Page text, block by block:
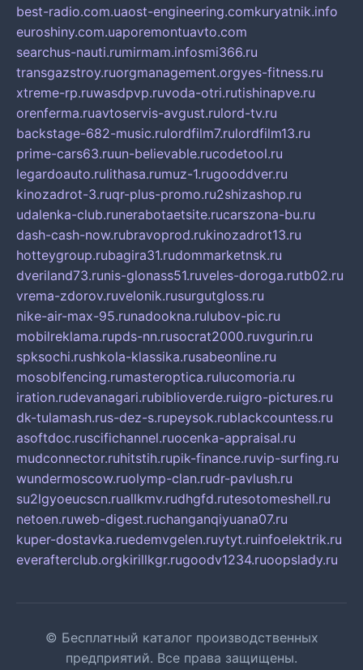
best-radio.com.uaost-engineering.comkuryatnik.info
euroshiny.com.uaporemontuavto.com
searchus-nauti.rumirmam.infosmi366.ru
transgazstroy.ruorgmanagement.orgyes-fitness.ru
xtreme-rp.ruwasdpvp.ruvoda-otri.rutishinapve.ru
orenferma.ruavtoservis-avgust.rulord-tv.ru
backstage-682-music.rulordfilm7.rulordfilm13.ru
prime-cars63.ruun-believable.rucodetool.ru
legardoauto.rulithasa.rumuz-1.rugooddver.ru
kinozadrot-3.ruqr-plus-promo.ru2shizashop.ru
udalenka-club.runerabotaetsite.rucarszona-bu.ru
dash-cash-now.rubravoprod.rukinozadrot13.ru
hotteygroup.rubagira31.rudommarketnsk.ru
dveriland73.runis-glonass51.ruveles-doroga.rutb02.ru
vrema-zdorov.ruvelonik.rusurgutgloss.ru
nike-air-max-95.runadookna.rulubov-pic.ru
mobilreklama.rupds-nn.rusocrat2000.ruvgurin.ru
spksochi.rushkola-klassika.rusabeonline.ru
mosoblfencing.rumasteroptica.rulucomoria.ru
iration.rudevanagari.rubiblioverde.ruigro-pictures.ru
dk-tulamash.rus-dez-s.rupeysok.rublackcountess.ru
asoftdoc.ruscifichannel.ruocenka-appraisal.ru
mudconnector.ruhitstih.rupik-finance.ruvip-surfing.ru
wundermoscow.ruolymp-clan.rudr-pavlush.ru
su2lgyoeucscn.ruallkmv.rudhgfd.rutesotomeshell.ru
netoen.ruweb-digest.ruchanganqiyuana07.ru
kuper-dostavka.ruedemvgelen.ruytyt.ruinfoelektrik.ru
everafterclub.orgkirillkgr.rugoodv1234.ruoopslady.ru
© Бесплатный каталог производственных
предприятий. Все права защищены.